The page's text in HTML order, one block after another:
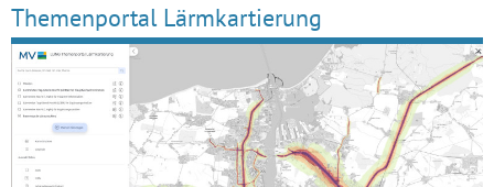
Themenportal Lärmkartierung